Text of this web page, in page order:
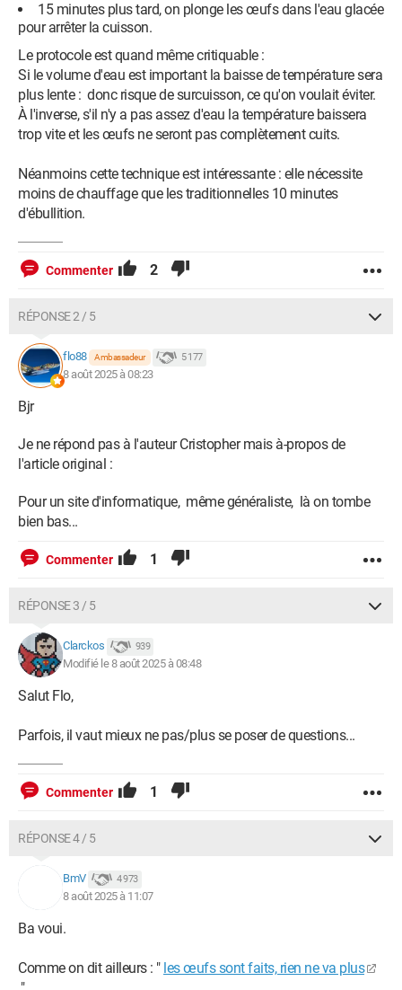
15 minutes plus tard, on plonge les œufs dans l'eau glacée
pour arrêter la cuisson.
Le protocole est quand même critiquable :
Si le volume d'eau est important la baisse de température sera
plus lente : donc risque de surcuisson, ce qu'on voulait éviter.
À l'inverse, s'il n'y a pas assez d'eau la température baissera
trop vite et les œufs ne seront pas complètement cuits.
Néanmoins cette technique est intéressante : elle nécessite
moins de chauffage que les traditionnelles 10 minutes
d'ébullition.
Commenter 2
RÉPONSE 2 / 5
flo88 Ambassadeur 5 177
8 août 2025 à 08:23
Bjr
Je ne répond pas à l'auteur Cristopher mais à-propos de
l'article original :
Pour un site d'informatique, même généraliste, là on tombe
bien bas...
Commenter 1
RÉPONSE 3 / 5
Clarckos 939
Modifié le 8 août 2025 à 08:48
Salut Flo,
Parfois, il vaut mieux ne pas/plus se poser de questions...
Commenter 1
RÉPONSE 4 / 5
BmV 4 973
8 août 2025 à 11:07
Ba voui.
Comme on dit ailleurs : " les œufs sont faits, rien ne va plus